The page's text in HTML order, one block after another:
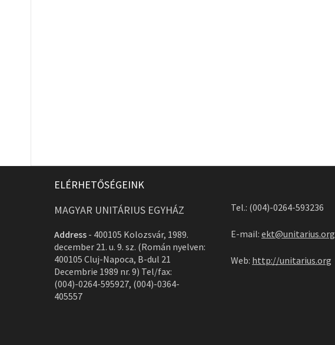
ELÉRHETŐSÉGEINK
MAGYAR UNITÁRIUS EGYHÁZ
Address - 400105 Kolozsvár, 1989.
december 21. u. 9. sz. (Román nyelven:
400105 Cluj-Napoca, B-dul 21
Decembrie 1989 nr. 9) Tel/fax:
(004)-0264-595927, (004)-0364-
405557
Tel.: (004)-0264-593236
E-mail: ekt@unitarius.org
Web: http://unitarius.org